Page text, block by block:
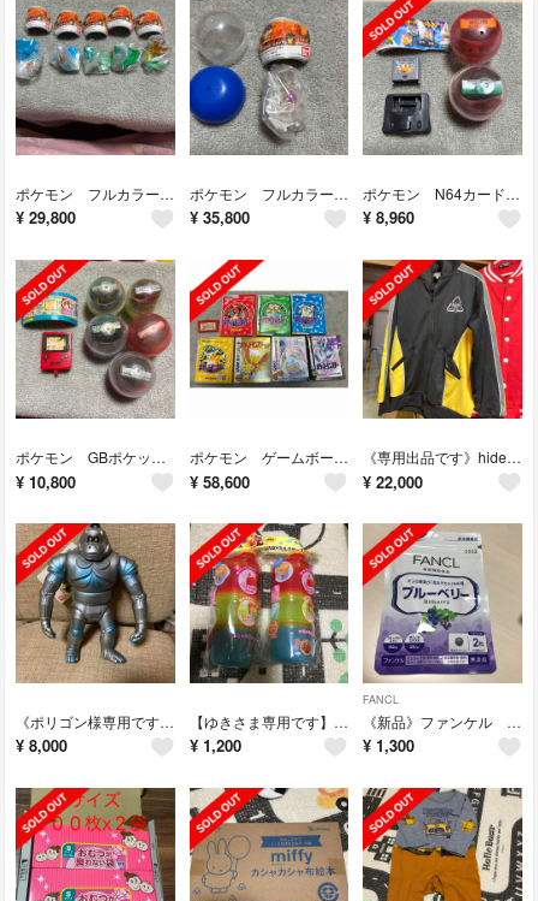
ポケモン フルカラースタジアム パート1
¥ 29,800
ポケモン フルカラースタジアム パート1
¥ 35,800
ポケモン N64カードコレクション
¥ 8,960
ポケモン GBポケットカード総集編
¥ 10,800
ポケモン ゲームボーイなど
¥ 58,600
《専用出品です》hide サイドカーブジャージ
¥ 22,000
《ポリゴン様専用です》激レア メカニコング タグ付き
¥ 8,000
【ゆきさま専用です】《新品 未開封》アンパンマン2wayミルクケースx2
¥ 1,200
FANCL
《新品》ファンケル ブルーベリー 30日分
¥ 1,300